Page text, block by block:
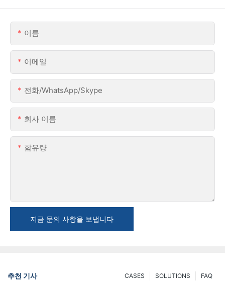
이름
이메일
전화/WhatsApp/Skype
회사 이름
함유량
지금 문의 사항을 보냅니다
추천 기사 FAQ
SOLUTIONS
CASES